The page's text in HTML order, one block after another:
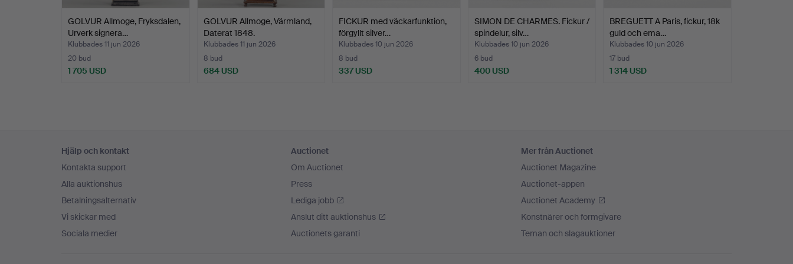
GOLVUR Allmoge, Fryksdalen,
Urverk signera…
Klubbades 11 jun 2026
20 bud
1 705 USD
GOLVUR Allmoge, Värmland,
Daterat 1848.
Klubbades 11 jun 2026
8 bud
684 USD
FICKUR med väckarfunktion,
förgyllt silver…
Klubbades 10 jun 2026
8 bud
337 USD
SIMON DE CHARMES. Fickur /
spindelur, silv…
Klubbades 10 jun 2026
6 bud
400 USD
BREGUETT A Paris, fickur, 18k
guld och ema…
Klubbades 10 jun 2026
17 bud
1 314 USD
Hjälp och kontakt
Kontakta support
Alla auktionshus
Betalningsalternativ
Vi skickar med
Sociala medier
Auctionet
Om Auctionet
Press
Lediga jobb
Anslut ditt auktionshus
Auctionets garanti
Mer från Auctionet
Auctionet Magazine
Auctionet-appen
Auctionet Academy
Konstnärer och formgivare
Teman och slagauktioner